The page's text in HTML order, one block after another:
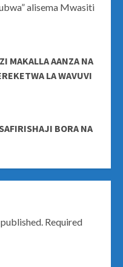
alisema Mwasiti
MAKALLA AANZA NA
LA WAVUVI
BORA NA
Required